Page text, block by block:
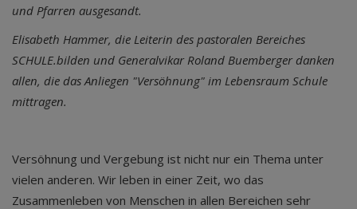
und Pfarren ausgesandt.
Elisabeth Hammer, die Leiterin des pastoralen Bereiches
SCHULE.bilden und Generalvikar Roland Buemberger danken
allen, die das Anliegen "Versöhnung" im Lebensraum Schule
mittragen.
Versöhnung und Vergebung ist nicht nur ein Thema unter
vielen anderen. Wir leben in einer Zeit, wo das
Zusammenleben von Menschen in allen Bereichen sehr